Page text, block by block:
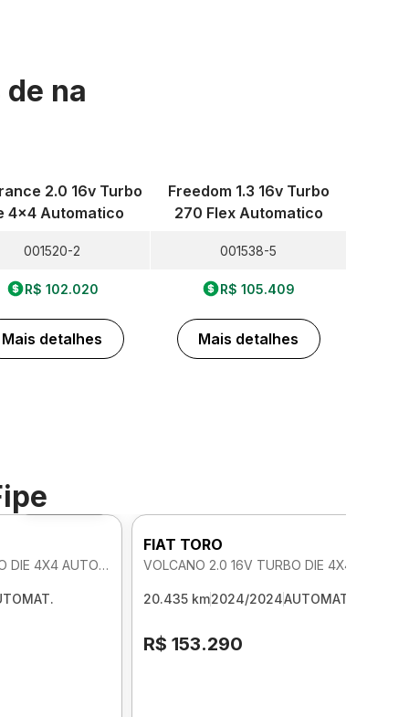
de na
2.0 16v Turbo
4x4 Automatico
001520-2
R$ 102.020
Mais detalhes
Freedom 1.3 16v Turbo
270 Flex Automatico
001538-5
R$ 105.409
Mais detalhes
Foto 360º
VOLCANO 2.0 16V TURBO DIE 4X4 AUTOMATICO
FIAT TORO
20.435 km2024/2024AUTOMAT.
R$ 153.290